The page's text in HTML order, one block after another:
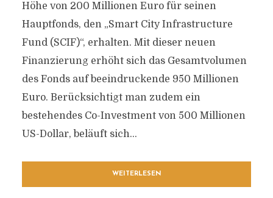
Höhe von 200 Millionen Euro für seinen
Hauptfonds, den „Smart City Infrastructure
Fund (SCIF)“, erhalten. Mit dieser neuen
Finanzierung erhöht sich das Gesamtvolumen
des Fonds auf beeindruckende 950 Millionen
Euro. Berücksichtigt man zudem ein
bestehendes Co-Investment von 500 Millionen
US-Dollar, beläuft sich...
WEITERLESEN